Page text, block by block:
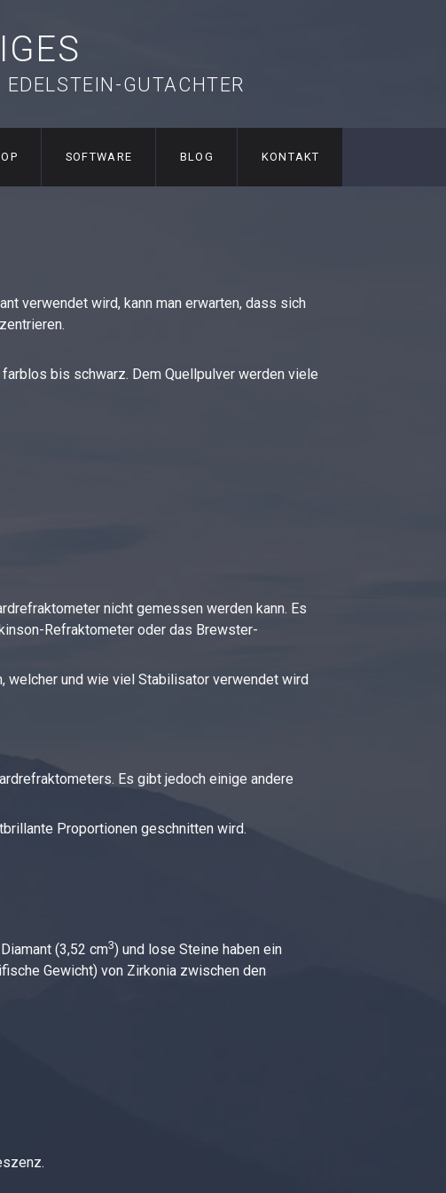
GUTACHTER
SOFTWARE BLOG KONTAKT
verwendet wird, kann man erwarten, dass sich
bis schwarz. Dem Quellpulver werden viele
nicht gemessen werden kann. Es
Refraktometer oder das Brewster-
welcher und wie viel Stabilisator verwendet wird
Es gibt jedoch einige andere
Proportionen geschnitten wird.
(3,52 cm3) und lose Steine haben ein
Gewicht) von Zirkonia zwischen den